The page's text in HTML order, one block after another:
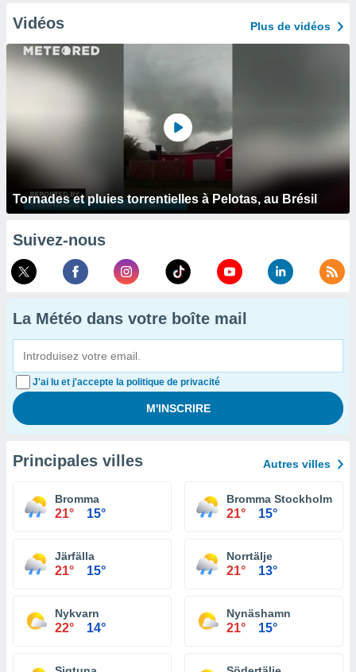
Vidéos Plus de vidéos
Tornades et pluies torrentielles à Pelotas, au Brésil
Suivez-nous
La Météo dans votre boîte mail
J'ai lu et j'accepte la politique de privacité
Principales villes Autres villes
Bromma
21° 15°
Bromma Stockholm
21° 15°
Järfälla
21° 15°
Norrtälje
21° 13°
Nykvarn
22° 14°
Nynäshamn
21° 15°